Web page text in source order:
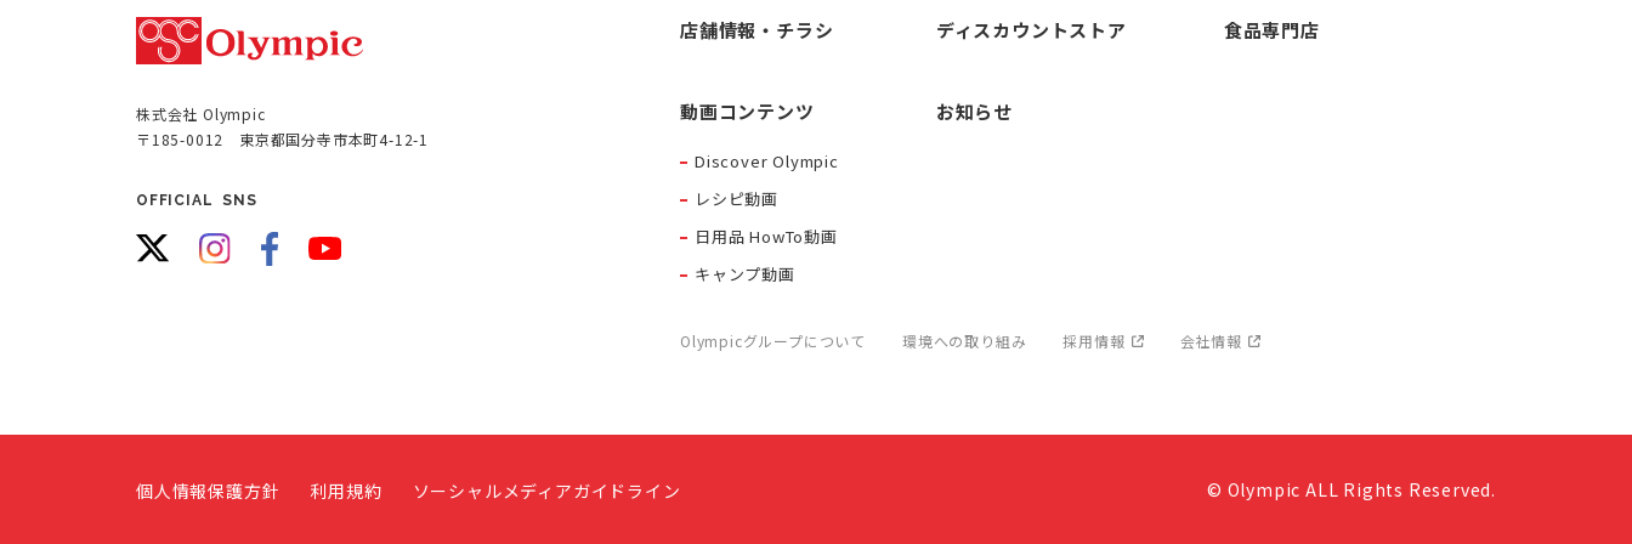
株式会社 Olympic
〒185-0012 東京都国分寺市本町4-12-1
OFFICIAL SNS
店舗情報・チラシ
動画コンテンツ
Discover Olympic
レシピ動画
日用品 HowTo動画
キャンプ動画
ディスカウントストア
お知らせ
食品専門店
Olympicグループについて 環境への取り組み 採用情報 会社情報
個人情報保護方針 利用規約 ソーシャルメディアガイドライン © Olympic ALL Rights Reserved.